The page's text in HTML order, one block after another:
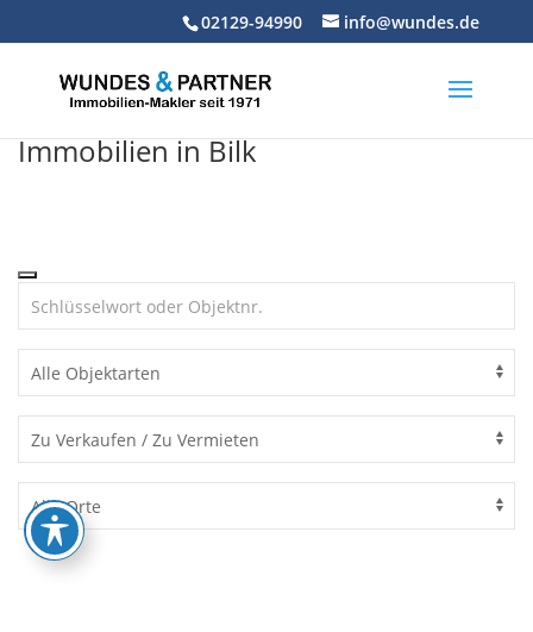
02129-94990 info@wundes.de
Immobilien in Bilk